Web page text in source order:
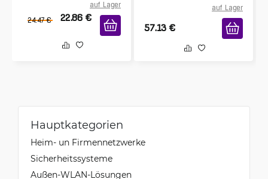
auf Lager
24.47 € 22.86 €
auf Lager
57.13 €
Hauptkategorien
Heim- un Firmennetzwerke
Sicherheitssysteme
Außen-WLAN-Lösungen